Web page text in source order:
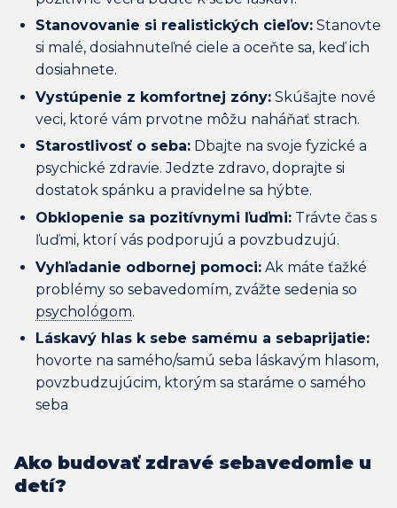
Stanovovanie si realistických cieľov: Stanovte
si malé, dosiahnuteľné ciele a oceňte sa, keď ich
dosiahnete.
Vystúpenie z komfortnej zóny: Skúšajte nové
veci, ktoré vám prvotne môžu naháňať strach.
Starostlivosť o seba: Dbajte na svoje fyzické a
psychické zdravie. Jedzte zdravo, doprajte si
dostatok spánku a pravidelne sa hýbte.
Obklopenie sa pozitívnymi ľuďmi: Trávte čas s
ľuďmi, ktorí vás podporujú a povzbudzujú.
Vyhľadanie odbornej pomoci: Ak máte ťažké
problémy so sebavedomím, zvážte sedenia so
psychológom.
Láskavý hlas k sebe samému a sebaprijatie:
hovorte na samého/samú seba láskavým hlasom,
povzbudzujúcim, ktorým sa staráme o samého
seba
Ako budovať zdravé sebavedomie u
detí?